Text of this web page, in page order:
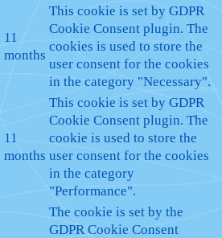
11
months
This cookie is set by GDPR
Cookie Consent plugin. The
cookies is used to store the
user consent for the cookies
in the category "Necessary".
11
months
This cookie is set by GDPR
Cookie Consent plugin. The
cookie is used to store the
user consent for the cookies
in the category
"Performance".
The cookie is set by the
GDPR Cookie Consent